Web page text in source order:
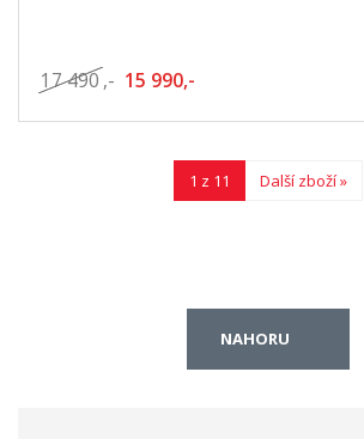
17 490 ,- 15 990,-
1 z 11 Další zboží »
NAHORU